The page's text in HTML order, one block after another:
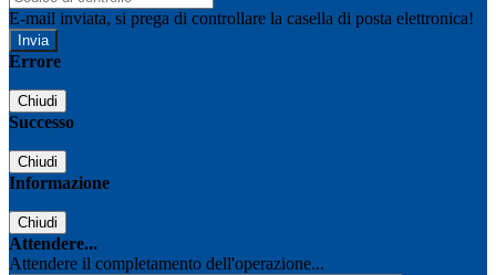
E-mail inviata, si prega di controllare la casella di posta elettronica!
Errore
Chiudi
Successo
Chiudi
Informazione
Chiudi
Attendere...
Attendere il completamento dell'operazione...